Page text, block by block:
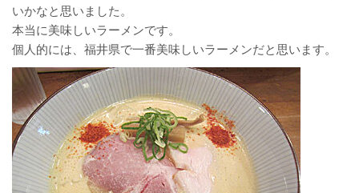
いかなと思いました。
本当に美味しいラーメンです。
個人的には、福井県で一番美味しいラーメンだと思います。